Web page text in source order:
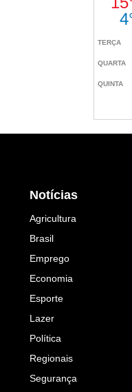
Notícias
Agricultura
Brasil
Emprego
Economia
Esporte
Lazer
Política
Regionais
Segurança